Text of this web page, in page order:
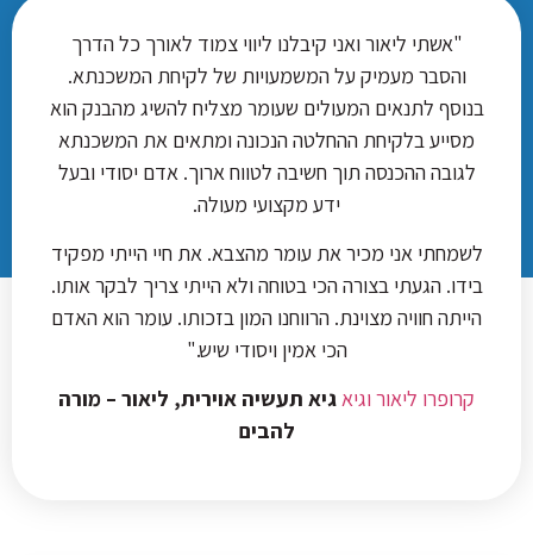
"אשתי ליאור ואני קיבלנו ליווי צמוד לאורך כל הדרך
והסבר מעמיק על המשמעויות של לקיחת המשכנתא.
בנוסף לתנאים המעולים שעומר מצליח להשיג מהבנק הוא
מסייע בלקיחת ההחלטה הנכונה ומתאים את המשכנתא
לגובה ההכנסה תוך חשיבה לטווח ארוך. אדם יסודי ובעל
ידע מקצועי מעולה.
לשמחתי אני מכיר את עומר מהצבא. את חיי הייתי מפקיד
בידו. הגעתי בצורה הכי בטוחה ולא הייתי צריך לבקר אותו.
הייתה חוויה מצוינת. הרווחנו המון בזכותו. עומר הוא האדם
הכי אמין ויסודי שיש."
קרופרו ליאור וגיאגיא תעשיה אוירית, ליאור – מורה
להבים